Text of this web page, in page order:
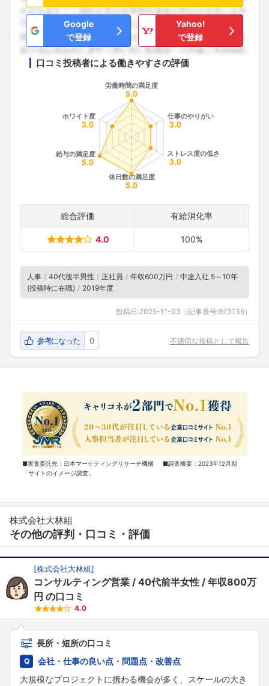
Google
で登録
Yahoo!
で登録
口コミ投稿者による働きやすさの評価
総合評価 有給消化率
4.0 100%
人事 40代後半男性 正社員 年収600万円
中途入社 5～10年
(投稿時に在職)
2019年度
投稿日:2025-11-03 （記事番号:973136）
参考になった 0 不適切な投稿として報告
■実査委託先：日本マーケティングリサーチ機構 ■調査概要：2023年12月期
「サイトのイメージ調査」
株式会社大林組
その他の評判・口コミ・評価
[株式会社大林組]
コンサルティング営業 40代前半女性
年収800万
円 の口コミ
4.0
長所・短所の口コミ
会社・仕事の良い点・問題点・改善点
大規模なプロジェクトに携わる機会が多く、スケールの大き